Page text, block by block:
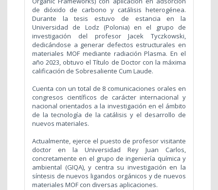
de dióxido de carbono y catálisis heterogénea.
Durante la tesis estuvo de estancia en la
Universidad de Lodz (Polonia) en el grupo de
investigación del profesor Jacek Tyczkowski,
dedicándose a generar defectos estructurales en
materiales MOF mediante radiación Plasma. En el
año 2023, obtuvo el Título de Doctor con la máxima
calificación de Sobresaliente Cum Laude.
Cuenta con un total de 8 comunicaciones orales en
congresos científicos de carácter internacional y
nacional orientados a la investigación en el ámbito
de la tecnología de la catálisis y el desarrollo de
nuevos materiales.
Actualmente, ejerce el puesto de profesor visitante
doctor en la Universidad Rey Juan Carlos,
concretamente en el grupo de ingeniería química y
ambiental (GIQA), y centra su investigación en la
síntesis de nuevos ligandos orgánicos y de nuevos
materiales MOF con diversas aplicaciones.